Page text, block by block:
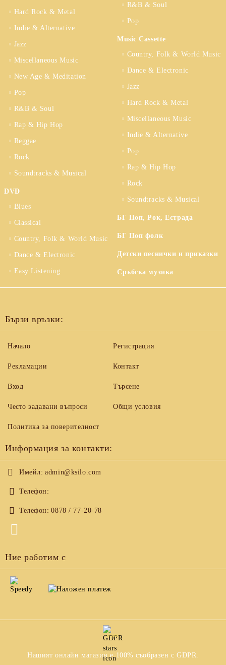
Hard Rock & Metal
Indie & Alternative
Jazz
Miscellaneous Music
New Age & Meditation
Pop
R&B & Soul
Rap & Hip Hop
Reggae
Rock
Soundtracks & Musical
DVD
Blues
Classical
Country, Folk & World Music
Dance & Electronic
Easy Listening
R&B & Soul
Pop
Music Cassette
Country, Folk & World Music
Dance & Electronic
Jazz
Hard Rock & Metal
Miscellaneous Music
Indie & Alternative
Pop
Rap & Hip Hop
Rock
Soundtracks & Musical
БГ Поп, Рок, Естрада
БГ Поп фолк
Детски песнички и приказки
Сръбска музика
Бързи връзки:
Начало
Рекламации
Вход
Често задавани въпроси
Регистрация
Контакт
Търсене
Общи условия
Политика за поверителност
Информация за контакти:
Имейл: admin@ksilo.com
Телефон:
Телефон: 0878 / 77-20-78
Ние работим с
GDPR
Нашият онлайн магазин е 100% съобразен с GDPR.